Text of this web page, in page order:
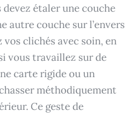
étaler une couche
autre couche sur l’envers
clichés avec soin, en
vous travaillez sur de
carte rigide ou un
méthodiquement
Ce geste de